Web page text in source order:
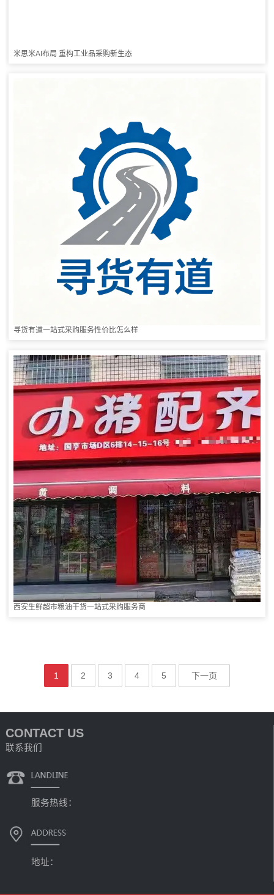
米思米AI布局 重构工业品采购新生态
寻货有道一站式采购服务性价比怎么样
西安生鲜超市粮油干货一站式采购服务商
1 2 3 4 5 下一页
CONTACT US
联系我们
服务热线：
地址：